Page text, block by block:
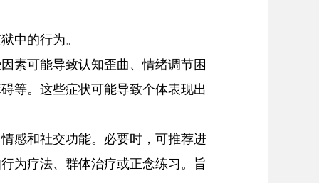
中的行为。
素可能导致认知歪曲、情绪调节困
等。这些症状可能导致个体表现出
感和社交功能。必要时，可推荐进
为疗法、群体治疗或正念练习。旨